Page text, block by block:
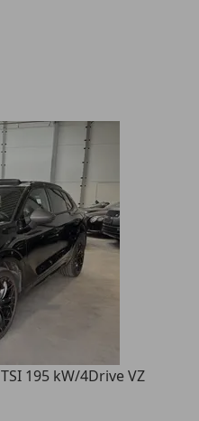
195 kW/4Drive VZ